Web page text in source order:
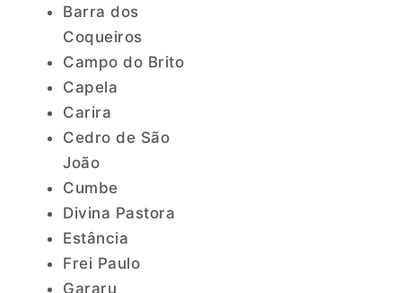
Barra dos
Coqueiros
Campo do Brito
Capela
Carira
Cedro de São
João
Cumbe
Divina Pastora
Estância
Frei Paulo
Gararu